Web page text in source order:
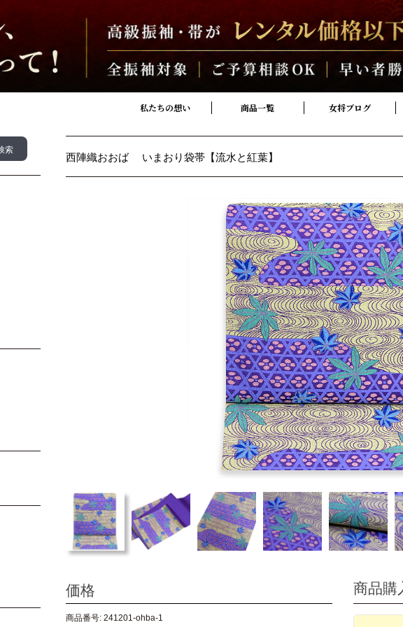
私たちの想い 商品一覧 女将ブログ
西陣織おおば いまおり袋帯【流水と紅葉】
価格
商品番号: 241201-ohba-1
商品購